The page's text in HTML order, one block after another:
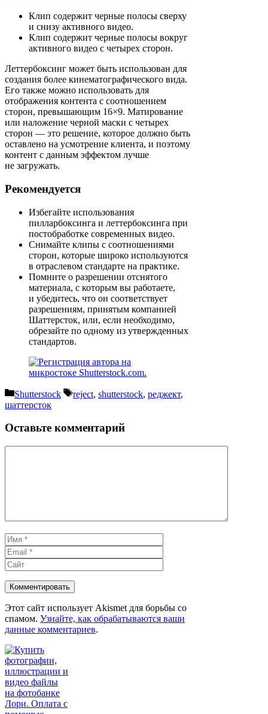
Клип содержит черные полосы сверху
и снизу активного видео.
Клип содержит черные полосы вокруг
активного видео с четырех сторон.
Леттербоксинг может быть использован для
создания более кинематографического вида.
Его также можно использовать для
отображения контента с соотношением
сторон, превышающим 16×9. Матирование
или наложение черной маски с четырех
сторон — это решение, которое должно быть
оставлено на усмотрение клиента, и поэтому
контент с данным эффектом лучше
не загружать.
Рекомендуется
Избегайте использования
пилларбоксинга и леттербоксинга при
постобработке современных видео.
Снимайте клипы с соотношениями
сторон, которые широко используются
в отраслевом стандарте на практике.
Помните о разрешении отснятого
материала, с которым вы работаете,
и убедитесь, что он соответствует
разрешениям, принятым компанией
Шаттерсток, или, если необходимо,
обрезайте по одному из утвержденных
стандартов.
Рубрики
Shutterstock Метки
reject, shutterstock, реджект,
шаттерсток
Оставьте комментарий
Имя
Этот сайт использует Akismet для борьбы со
спамом. Узнайте, как обрабатываются ваши
данные комментариев.